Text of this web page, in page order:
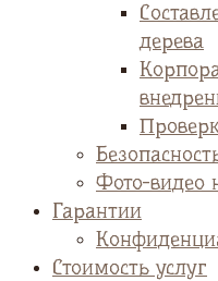
дерева
Фото-видео
Гарантии
Стоимость услуг